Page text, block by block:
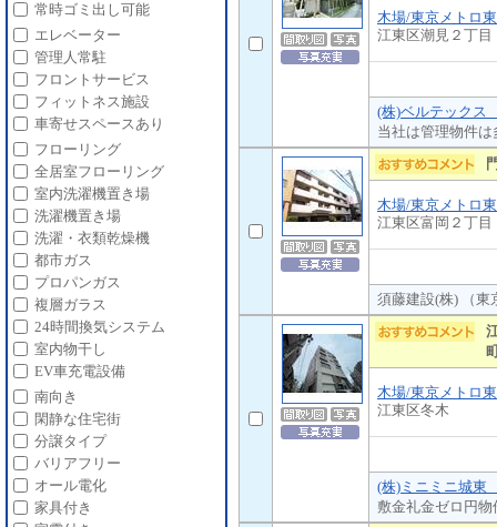
木場/東京メトロ
江東区潮見２丁目
(株)ベルテックス
当社は管理物件
木場/東京メトロ
江東区富岡２丁目
須藤建設(株) （東
木場/東京メトロ
江東区冬木
(株)ミニミニ城東
敷金礼金ゼロ円
常時ゴミ出し可能
エレベーター
管理人常駐
フロントサービス
フィットネス施設
車寄せスペースあり
フローリング
全居室フローリング
室内洗濯機置き場
洗濯機置き場
洗濯・衣類乾燥機
都市ガス
プロパンガス
複層ガラス
24時間換気システム
室内物干し
EV車充電設備
南向き
閑静な住宅街
分譲タイプ
バリアフリー
オール電化
家具付き